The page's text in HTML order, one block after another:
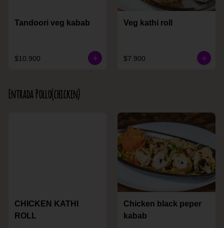
Tandoori veg kabab
$10.900
Veg kathi roll
$7.900
Entrada Pollo(chicken)
CHICKEN KATHI
ROLL
Chicken black peper
kabab